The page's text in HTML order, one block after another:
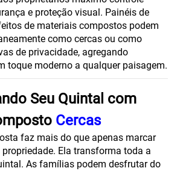
e proteção visual. Painéis de
de materiais compostos podem
como cercas ou como
de privacidade, agregando
toque moderno a qualquer paisagem.
Seu Quintal com
Cercas
faz mais do que apenas marcar
Ela transforma toda a
As famílias podem desfrutar do